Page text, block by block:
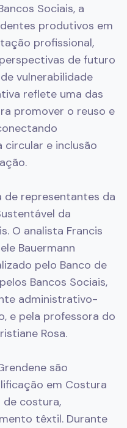
Sociais, a
produtivos em
profissional,
de futuro
vulnerabilidade
reflete uma das
promover o reuso e
circular e inclusão
representantes da
da
O analista Francis
Bauermann
pelo Banco de
Bancos Sociais,
administrativo-
e pela professora do
Rosa.
são
em Costura
de costura,
têxtil. Durante